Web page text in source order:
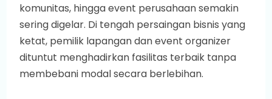
komunitas, hingga event perusahaan semakin
sering digelar. Di tengah persaingan bisnis yang
ketat, pemilik lapangan dan event organizer
dituntut menghadirkan fasilitas terbaik tanpa
membebani modal secara berlebihan.